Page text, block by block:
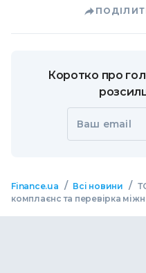
Коротко про
Ваш email
Finance.ua / Всі новини /
комплаєнс та перевірка